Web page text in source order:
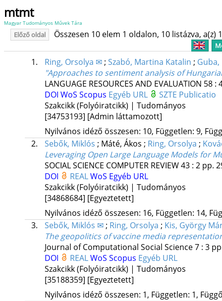
mtmt
Magyar Tudományos Művek Tára
Előző oldal Összesen 10 elem 1 oldalon, 10 listázva, a(z)
1. Ring, Orsolya ✉; Szabó, Martina Katalin ; Guba,
"Approaches to sentiment analysis of
LANGUAGE RESOURCES AND EVALUATION 58:
DOI WoS Scopus Egyéb URL
SZTE Publicatio
Szakcikk (Folyóiratcikk) | Tudományos
[34753193] [Admin láttamozott]
Nyilvános idéző összesen: 10, Független: 9,
2.
Sebők, Miklós ; Máté, Ákos ; Ring, Orsolya ;
Leveraging Open Large Language Models for
SOCIAL SCIENCE COMPUTER REVIEW43: 2 pp.
DOI
REALWoS Egyéb URL
Szakcikk (Folyóiratcikk) | Tudományos
[34868684] [Egyeztetett]
Nyilvános idéző összesen: 16, Független: 14,
3.
Sebők, Miklós ✉; Ring, Orsolya ; Kis, György
The geopolitics of vaccine media
Journal of Computational Social Science7: 3
DOI
REALWoS Scopus Egyéb URL
Szakcikk (Folyóiratcikk) | Tudományos
[35188359] [Egyeztetett]
Nyilvános idéző összesen: 1, Független: 1,